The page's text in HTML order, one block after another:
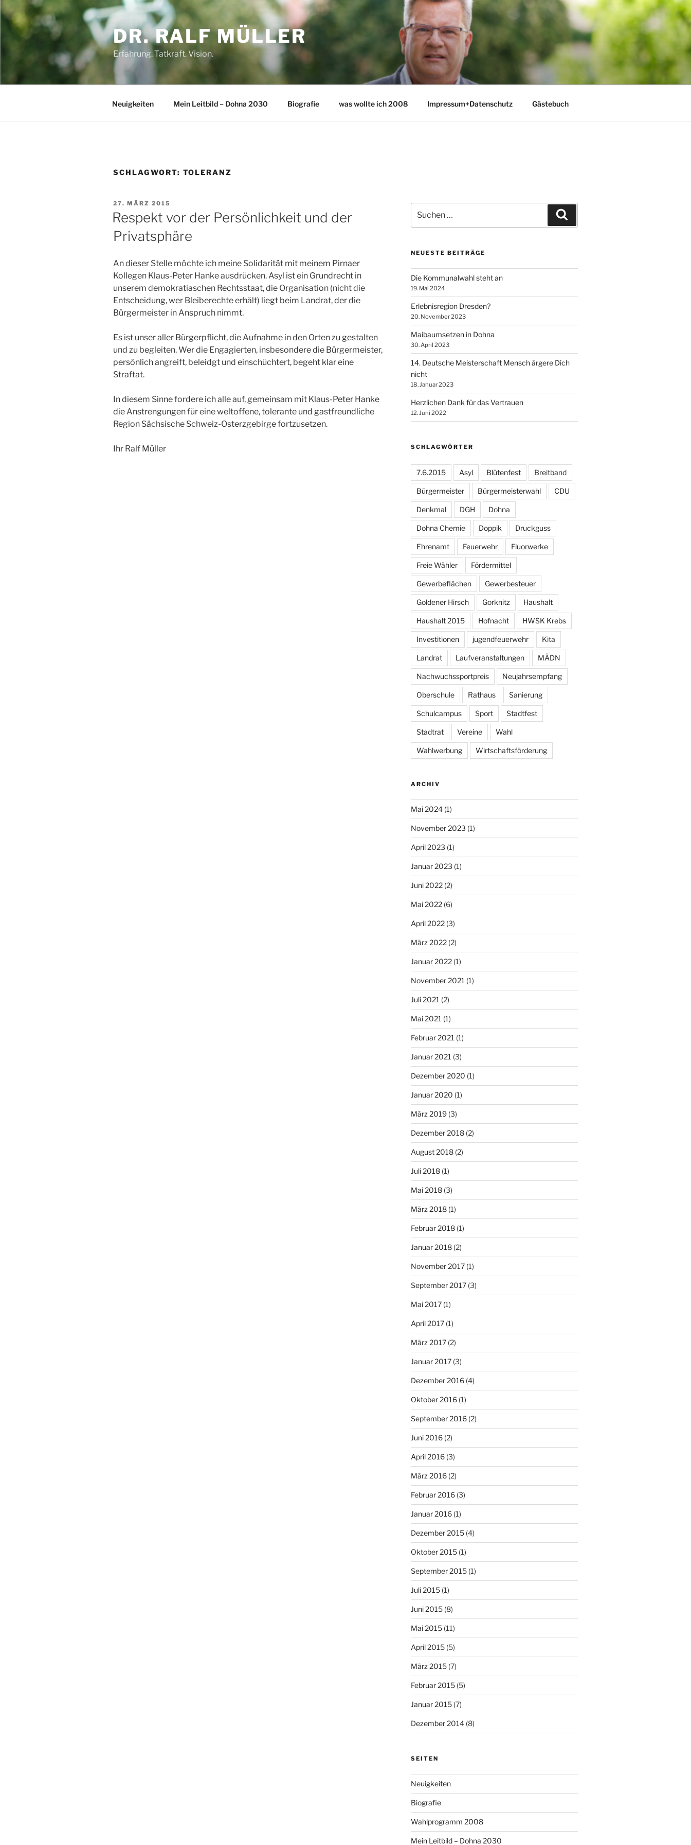
Inhalt
springen
DR. RALF MÜLLER
Erfahrung. Tatkraft. Vision.
Neuigkeiten Mein Leitbild – Dohna 2030 Biografie was wollte ich 2008 Impressum+Datenschutz Gästebuch
SCHLAGWORT: TOLERANZ
VERÖFFENTLICHT
AM
27. MÄRZ 2015
Respekt vor der Persönlichkeit und der
Privatsphäre
An dieser Stelle möchte ich meine Solidarität mit meinem Pirnaer
Kollegen Klaus-Peter Hanke ausdrücken. Asyl ist ein Grundrecht in
unserem demokratiaschen Rechtsstaat, die Organisation (nicht die
Entscheidung, wer Bleiberechte erhält) liegt beim Landrat, der die
Bürgermeister in Anspruch nimmt.
Es ist unser aller Bürgerpflicht, die Aufnahme in den Orten zu gestalten
und zu begleiten. Wer die Engagierten, insbesondere die Bürgermeister,
persönlich angreift, beleidgt und einschüchtert, begeht klar eine
Straftat.
In diesem Sinne fordere ich alle auf, gemeinsam mit Klaus-Peter Hanke
die Anstrengungen für eine weltoffene, tolerante und gastfreundliche
Region Sächsische Schweiz-Osterzgebirge fortzusetzen.
Ihr Ralf Müller
nach:
NEUESTE BEITRÄGE
Die Kommunalwahl steht an
19. Mai 2024
Erlebnisregion Dresden?
20. November 2023
Maibaumsetzen in Dohna
30. April 2023
14. Deutsche Meisterschaft Mensch ärgere Dich
nicht
18. Januar 2023
Herzlichen Dank für das Vertrauen
12. Juni 2022
SCHLAGWÖRTER
7.6.2015 Asyl Blütenfest Breitband
Bürgermeister Bürgermeisterwahl CDU
Denkmal DGH Dohna
Dohna Chemie Doppik Druckguss
Ehrenamt Feuerwehr Fluorwerke
Freie Wähler Fördermittel
Gewerbeflächen Gewerbesteuer
Goldener Hirsch Gorknitz Haushalt
Haushalt 2015 Hofnacht HWSK Krebs
Investitionen jugendfeuerwehr Kita
Landrat Laufveranstaltungen MÄDN
Nachwuchssportpreis Neujahrsempfang
Oberschule Rathaus Sanierung
Schulcampus Sport Stadtfest
Stadtrat Vereine Wahl
Wahlwerbung Wirtschaftsförderung
ARCHIV
Mai 2024(1)
November 2023 (1)
April 2023 (1)
Januar 2023 (1)
Juni 2022(2)
Mai 2022(6)
April 2022(3)
März 2022(2)
Januar 2022(1)
November 2021 (1)
Juli 2021 (2)
Mai 2021 (1)
Februar 2021 (1)
Januar 2021 (3)
Dezember 2020 (1)
Januar 2020 (1)
März 2019(3)
Dezember 2018(2)
August 2018(2)
Juli 2018(1)
Mai 2018(3)
März 2018(1)
Februar 2018(1)
Januar 2018(2)
November 2017(1)
September 2017(3)
Mai 2017(1)
April 2017(1)
März 2017(2)
Januar 2017(3)
Dezember 2016(4)
Oktober 2016(1)
September 2016(2)
Juni 2016(2)
April 2016(3)
März 2016(2)
Februar 2016(3)
Januar 2016(1)
Dezember 2015(4)
Oktober 2015(1)
September 2015(1)
Juli 2015(1)
Juni 2015(8)
Mai 2015(11)
April 2015(5)
März 2015(7)
Februar 2015(5)
Januar 2015(7)
Dezember 2014(8)
SEITEN
Neuigkeiten
Biografie
Wahlprogramm 2008
Mein Leitbild – Dohna 2030